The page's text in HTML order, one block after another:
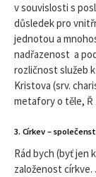
v souvislosti s
důsledek pro
jednotou a
nadřazenost a
rozličnost služeb
Kristova (srv.
metafory o těle, Ř
3. Církev –
Rád bych (byť jen
založenost církve.